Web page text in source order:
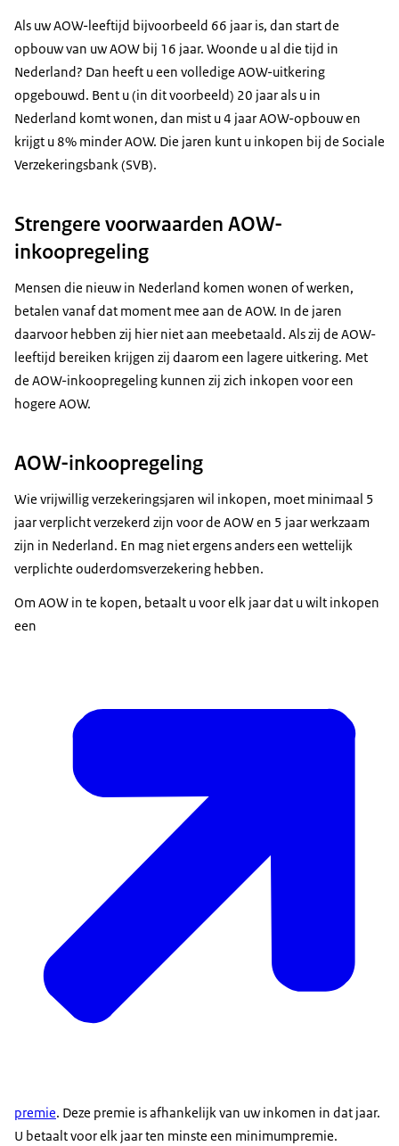
Als uw AOW-leeftijd bijvoorbeeld 66 jaar is, dan start de
opbouw van uw AOW bij 16 jaar. Woonde u al die tijd in
Nederland? Dan heeft u een volledige AOW-uitkering
opgebouwd. Bent u (in dit voorbeeld) 20 jaar als u in
Nederland komt wonen, dan mist u 4 jaar AOW-opbouw en
krijgt u 8% minder AOW. Die jaren kunt u inkopen bij de Sociale
Verzekeringsbank (SVB).
Strengere voorwaarden AOW-
inkoopregeling
Mensen die nieuw in Nederland komen wonen of werken,
betalen vanaf dat moment mee aan de AOW. In de jaren
daarvoor hebben zij hier niet aan meebetaald. Als zij de AOW-
leeftijd bereiken krijgen zij daarom een lagere uitkering. Met
de AOW-inkoopregeling kunnen zij zich inkopen voor een
hogere AOW.
AOW-inkoopregeling
Wie vrijwillig verzekeringsjaren wil inkopen, moet minimaal 5
jaar verplicht verzekerd zijn voor de AOW en 5 jaar werkzaam
zijn in Nederland. En mag niet ergens anders een wettelijk
verplichte ouderdomsverzekering hebben.
Om AOW in te kopen, betaalt u voor elk jaar dat u wilt inkopen
een
premie. Deze premie is afhankelijk van uw inkomen in dat jaar.
U betaalt voor elk jaar ten minste een minimumpremie.